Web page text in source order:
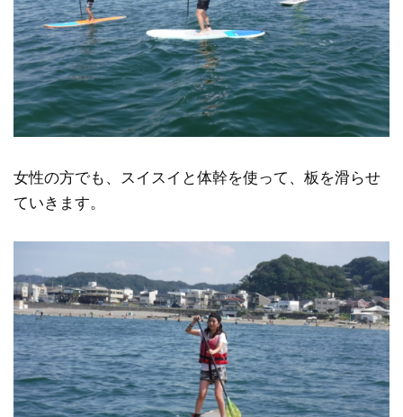
女性の方でも、スイスイと体幹を使って、板を滑らせ
ていきます。